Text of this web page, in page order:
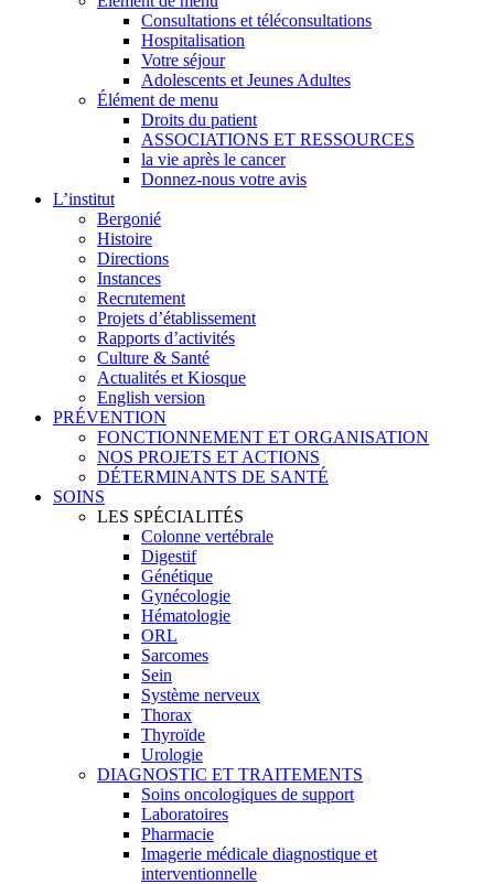
Consultations et téléconsultations
Hospitalisation
Votre séjour
Adolescents et Jeunes Adultes
Élément de menu
Droits du patient
ASSOCIATIONS ET RESSOURCES
la vie après le cancer
Donnez-nous votre avis
L’institut
Bergonié
Histoire
Directions
Instances
Recrutement
Projets d’établissement
Rapports d’activités
Culture & Santé
Actualités et Kiosque
English version
PRÉVENTION
FONCTIONNEMENT ET ORGANISATION
NOS PROJETS ET ACTIONS
DÉTERMINANTS DE SANTÉ
SOINS
LES SPÉCIALITÉS
Colonne vertébrale
Digestif
Génétique
Gynécologie
Hématologie
ORL
Sarcomes
Sein
Système nerveux
Thorax
Thyroïde
Urologie
DIAGNOSTIC ET TRAITEMENTS
Soins oncologiques de support
Laboratoires
Pharmacie
Imagerie médicale diagnostique et
interventionnelle